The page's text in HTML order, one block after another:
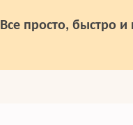
Все просто, быстро и